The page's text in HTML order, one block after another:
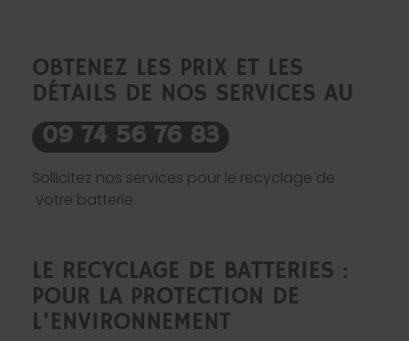
OBTENEZ LES PRIX ET LES
DÉTAILS DE NOS SERVICES AU
09 74 56 76 83
Sollicitez nos services pour le recyclage de
votre batterie.
LE RECYCLAGE DE BATTERIES :
POUR LA PROTECTION DE
L’ENVIRONNEMENT